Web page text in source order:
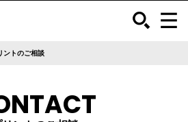
ントのご相談